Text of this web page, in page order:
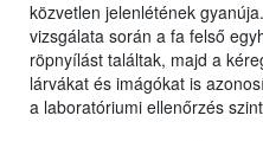
közvetlen jelenlétének
vizsgálata során a fa felső
röpnyílást találtak, majd a
lárvákat és imágókat is
a laboratóriumi ellenőrzés